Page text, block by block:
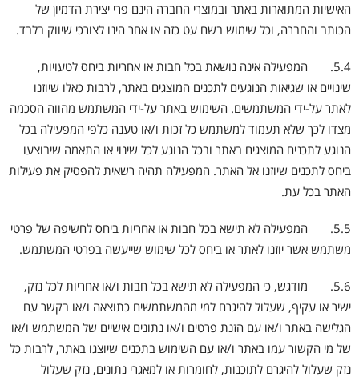
האישיות המתוארות באתר ובמוצרי החברה הינם פרי יצירת הדמיון של
הכותב והחברה, וכל שימוש בשם עט כזה או אחר הינו לצורכי שיווק בלבד.
5.4. המפעילה אינה נושאת בכל חבות או אחריות ביחס לטעויות,
שינויים או שגיאות הנוגעים לתכנים המוצגים באתר, לרבות כאלו שיוזנו
לאתר על-ידי המשתמשים. השימוש באתר על-ידי המשתמש מהווה הסכמה
מצדו לכך שלא תעמוד למשתמש כל זכות ו/או טענה כלפי המפעילה בכל
הנוגע לתכנים המוצגים באתר ובכל הנוגע לכל שינוי או התאמה שיבוצעו
ביחס לתכנים שיוזנו אל האתר. המפעילה תהיה רשאית להפסיק את פעילות
האתר בכל עת.
5.5. המפעילה לא תישא בכל חבות או אחריות ביחס לחשיפה של פרטי
משתמש אשר יוזנו לאתר או ביחס לכל שימוש שייעשה בפרטי המשתמש.
5.6. מודגש, כי המפעילה לא תישא בכל חבות ו/או אחריות לכל נזק,
ישיר או עקיף, שעלול להיגרם למי מהמשתמשים כתוצאה ו/או בקשר עם
הגלישה באתר ו/או עם הזנת פרטים ו/או נתונים אישיים של המשתמש ו/או
של מי הקשור עמו באתר ו/או עם השימוש בתכנים שיוצגו באתר, לרבות כל
נזק שעלול להיגרם לתוכנות, לחומרות או למאגרי נתונים, נזק שעלול